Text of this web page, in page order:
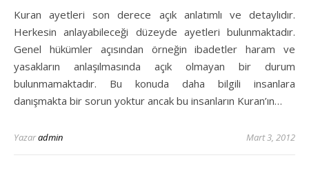
Kuran ayetleri son derece açık anlatımlı ve detaylıdır.
Herkesin anlayabileceği düzeyde ayetleri bulunmaktadır.
Genel hükümler açısından örneğin ibadetler haram ve
yasakların anlaşılmasında açık olmayan bir durum
bulunmamaktadır. Bu konuda daha bilgili insanlara
danışmakta bir sorun yoktur ancak bu insanların Kuran’ın…
Yazaradmin Mart 3, 2012